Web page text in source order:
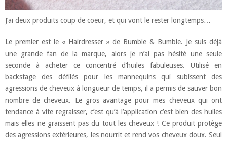
J’ai deux produits coup de coeur, et qui vont le rester longtemps…
Le premier est le « Hairdresser » de Bumble & Bumble. Je suis déjà
une grande fan de la marque, alors je n’ai pas hésité une seule
seconde à acheter ce concentré d’huiles fabuleuses. Utilisé en
backstage des défilés pour les mannequins qui subissent des
agressions de cheveux à longueur de temps, il a permis de sauver bon
nombre de cheveux. Le gros avantage pour mes cheveux qui ont
tendance à vite regraisser, c’est qu’à l’application c’est bien des huiles
mais elles ne graissent pas du tout les cheveux ! Ce produit protège
des agressions extérieures, les nourrit et rend vos cheveux doux. Seul